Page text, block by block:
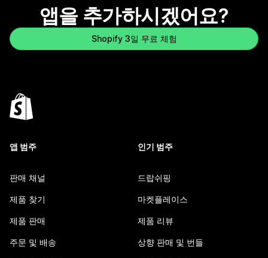
앱을 추가하시겠어요?
Shopify 3일 무료 체험
앱 범주
판매 채널
제품 찾기
제품 판매
주문 및 배송
인기 범주
드랍쉬핑
마켓플레이스
제품 리뷰
상향 판매 및 번들